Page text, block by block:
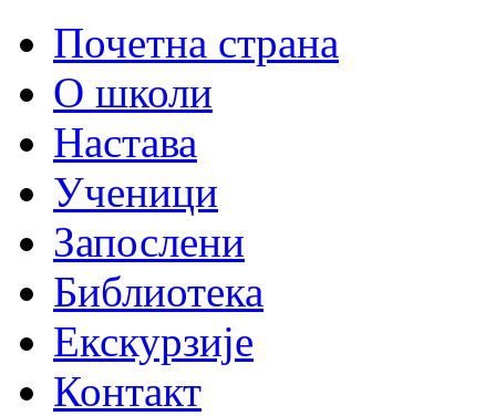
Почетна страна
О школи
Настава
Ученици
Запослени
Библиотека
Екскурзије
Контакт